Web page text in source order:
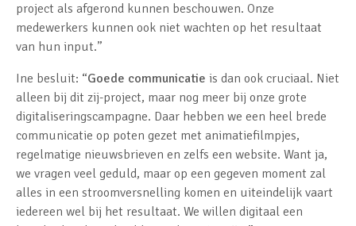
project als afgerond kunnen beschouwen. Onze
medewerkers kunnen ook niet wachten op het resultaat
van hun input.”
Ine besluit: “Goede communicatie is dan ook cruciaal. Niet
alleen bij dit zij-project, maar nog meer bij onze grote
digitaliseringscampagne. Daar hebben we een heel brede
communicatie op poten gezet met animatiefilmpjes,
regelmatige nieuwsbrieven en zelfs een website. Want ja,
we vragen veel geduld, maar op een gegeven moment zal
alles in een stroomversnelling komen en uiteindelijk vaart
iedereen wel bij het resultaat. We willen digitaal een